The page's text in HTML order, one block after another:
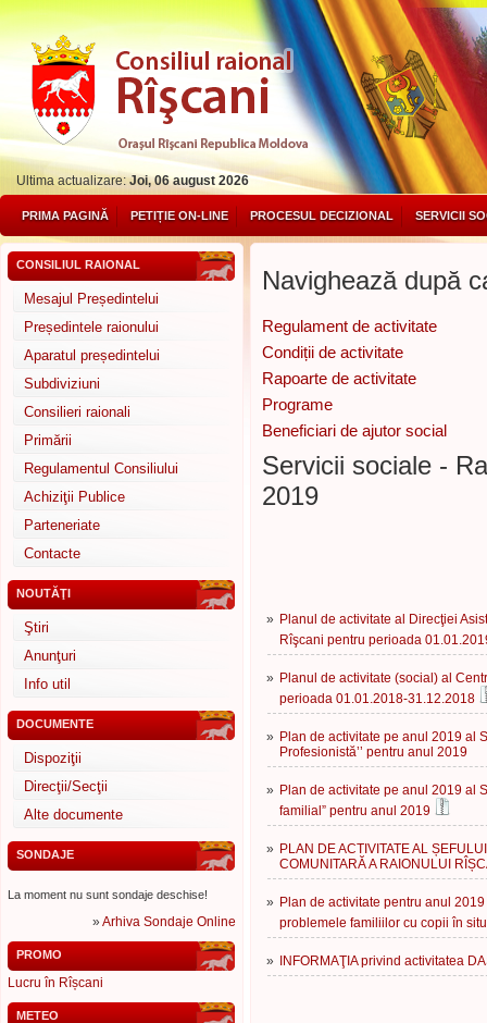
Ultima actualizare:Joi, 06 august 2026
PRIMA PAGINĂ PETIȚIE ON-LINE PROCESUL DECIZIONAL SERVICII
CONSILIUL RAIONAL
Mesajul Președintelui
Președintele raionului
Aparatul președintelui
Subdiviziuni
Consilieri raionali
Primării
Regulamentul Consiliului
Achiziţii Publice
Parteneriate
Contacte
NOUTĂŢI
Ştiri
Anunţuri
Info util
DOCUMENTE
Dispoziţii
Direcţii/Secţii
Alte documente
SONDAJE
La moment nu sunt sondaje deschise!
»Arhiva Sondaje Online
PROMO
Lucru în Rîșcani
METEO
Navighează după
Regulament de activitate
Condiții de activitate
Rapoarte de activitate
Programe
Beneficiari de ajutor social
Servicii sociale -
2019
» Planul de activitate al Direcţiei
Rîşcani pentru perioada
» Planul de activitate (social) al
perioada 01.01.2018-31.12.2018
» Plan de activitate pe anul 2019 al
Profesionistă’’ pentru anul 2019
» Plan de activitate pe anul 2019 al
familial” pentru anul 2019
» PLAN DE ACTIVITATE AL
COMUNITARĂ A RAIONULUI
» Plan de activitate pentru anul
problemele familiilor cu copii în
» INFORMAŢIA privind activitatea